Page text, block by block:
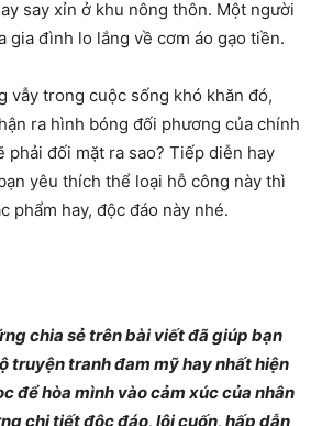
say xỉn ở khu nông thôn. Một người
gia đình lo lắng về cơm áo gạo tiền.
vẫy trong cuộc sống khó khăn đó,
ra hình bóng đối phương của chính
phải đối mặt ra sao? Tiếp diễn hay
yêu thích thể loại hỗ công này thì
phẩm hay, độc đáo này nhé.
chia sẻ trên bài viết đã giúp bạn
truyện tranh đam mỹ hay nhất hiện
để hòa mình vào cảm xúc của nhân
chi tiết độc đáo, lôi cuốn, hấp dẫn